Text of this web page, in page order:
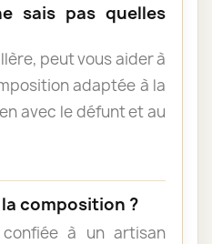
sais pas quelles
peut vous aider à
adaptée à la
avec le défunt et au
composition ?
à un artisan